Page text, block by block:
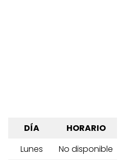
DÍA
HORARIO
Lunes
No disponible